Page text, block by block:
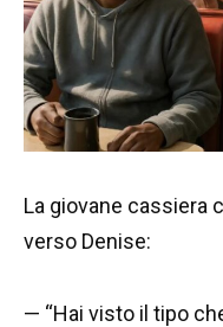
La giovane cassiera
verso Denise:
— “Hai visto il tipo